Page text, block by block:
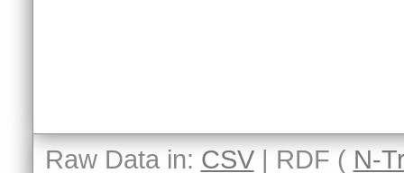
Raw Data in: CSV| RDF ( N-